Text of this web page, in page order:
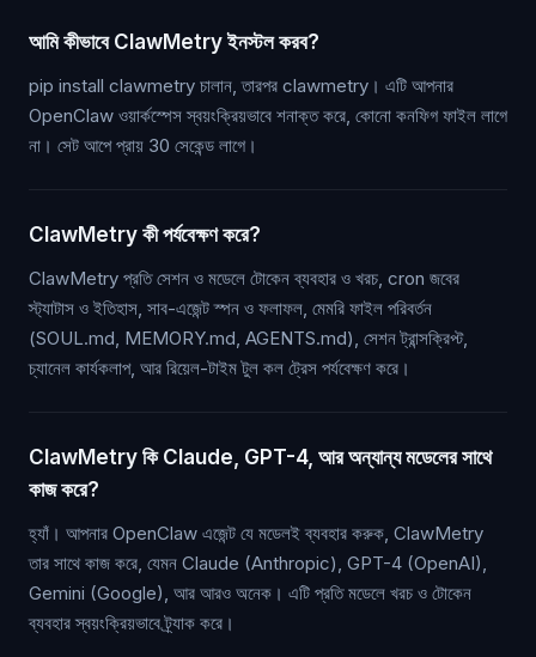
আমি কীভাবে ClawMetry ইনস্টল করব?
pip install clawmetry চালান, তারপর clawmetry। এটি আপনার
OpenClaw ওয়ার্কস্পেস স্বয়ংক্রিয়ভাবে শনাক্ত করে, কোনো কনফিগ ফাইল লাগে
না। সেট আপে প্রায় 30 সেকেন্ড লাগে।
ClawMetry কী পর্যবেক্ষণ করে?
ClawMetry প্রতি সেশন ও মডেলে টোকেন ব্যবহার ও খরচ, cron জবের
স্ট্যাটাস ও ইতিহাস, সাব-এজেন্ট স্পন ও ফলাফল, মেমরি ফাইল পরিবর্তন
(SOUL.md, MEMORY.md, AGENTS.md), সেশন ট্রান্সক্রিপ্ট,
চ্যানেল কার্যকলাপ, আর রিয়েল-টাইম টুল কল ট্রেস পর্যবেক্ষণ করে।
ClawMetry কি Claude, GPT-4, আর অন্যান্য মডেলের সাথে
কাজ করে?
হ্যাঁ। আপনার OpenClaw এজেন্ট যে মডেলই ব্যবহার করুক, ClawMetry
তার সাথে কাজ করে, যেমন Claude (Anthropic), GPT-4 (OpenAI),
Gemini (Google), আর আরও অনেক। এটি প্রতি মডেলে খরচ ও টোকেন
ব্যবহার স্বয়ংক্রিয়ভাবে ট্র্যাক করে।